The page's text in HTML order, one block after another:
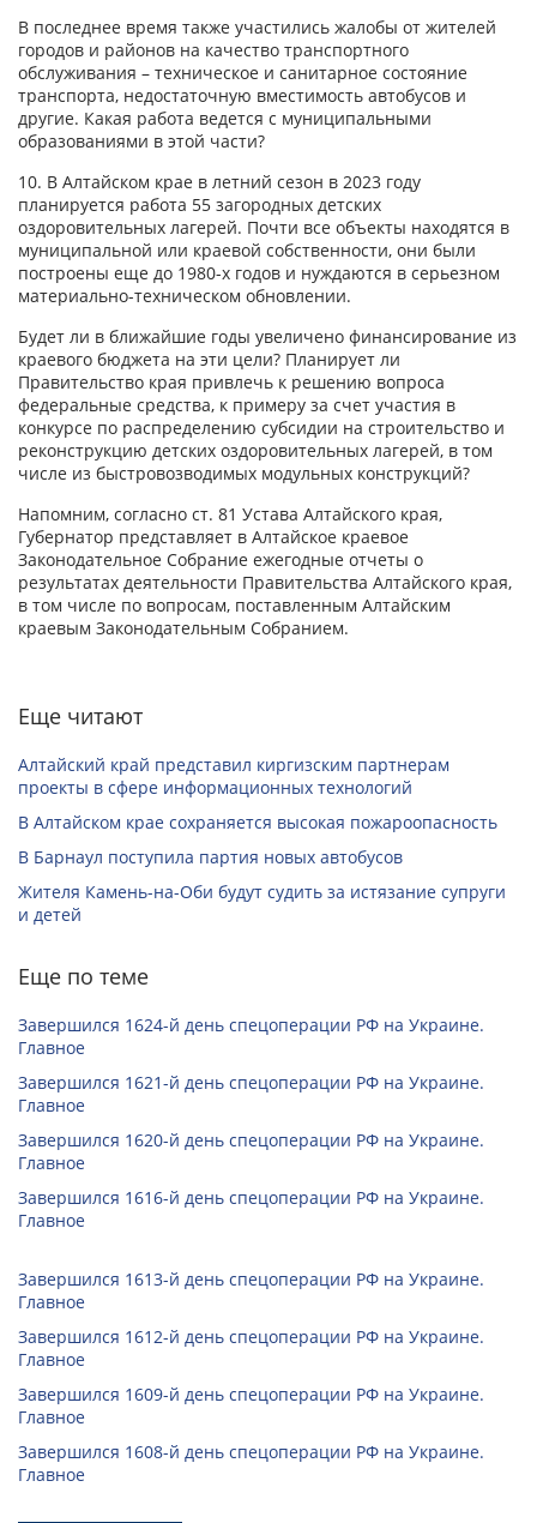
В последнее время также участились жалобы от жителей
городов и районов на качество транспортного
обслуживания – техническое и санитарное состояние
транспорта, недостаточную вместимость автобусов и
другие. Какая работа ведется с муниципальными
образованиями в этой части?
10. В Алтайском крае в летний сезон в 2023 году
планируется работа 55 загородных детских
оздоровительных лагерей. Почти все объекты находятся в
муниципальной или краевой собственности, они были
построены еще до 1980-х годов и нуждаются в серьезном
материально-техническом обновлении.
Будет ли в ближайшие годы увеличено финансирование из
краевого бюджета на эти цели? Планирует ли
Правительство края привлечь к решению вопроса
федеральные средства, к примеру за счет участия в
конкурсе по распределению субсидии на строительство и
реконструкцию детских оздоровительных лагерей, в том
числе из быстровозводимых модульных конструкций?
Напомним, согласно ст. 81 Устава Алтайского края,
Губернатор представляет в Алтайское краевое
Законодательное Собрание ежегодные отчеты о
результатах деятельности Правительства Алтайского края,
в том числе по вопросам, поставленным Алтайским
краевым Законодательным Собранием.
Еще читают
Алтайский край представил киргизским партнерам
проекты в сфере информационных технологий
В Алтайском крае сохраняется высокая пожароопасность
В Барнаул поступила партия новых автобусов
Жителя Камень-на-Оби будут судить за истязание супруги
и детей
Еще по теме
Завершился 1624-й день спецоперации РФ на Украине.
Главное
Завершился 1621-й день спецоперации РФ на Украине.
Главное
Завершился 1620-й день спецоперации РФ на Украине.
Главное
Завершился 1616-й день спецоперации РФ на Украине.
Главное
Завершился 1613-й день спецоперации РФ на Украине.
Главное
Завершился 1612-й день спецоперации РФ на Украине.
Главное
Завершился 1609-й день спецоперации РФ на Украине.
Главное
Завершился 1608-й день спецоперации РФ на Украине.
Главное